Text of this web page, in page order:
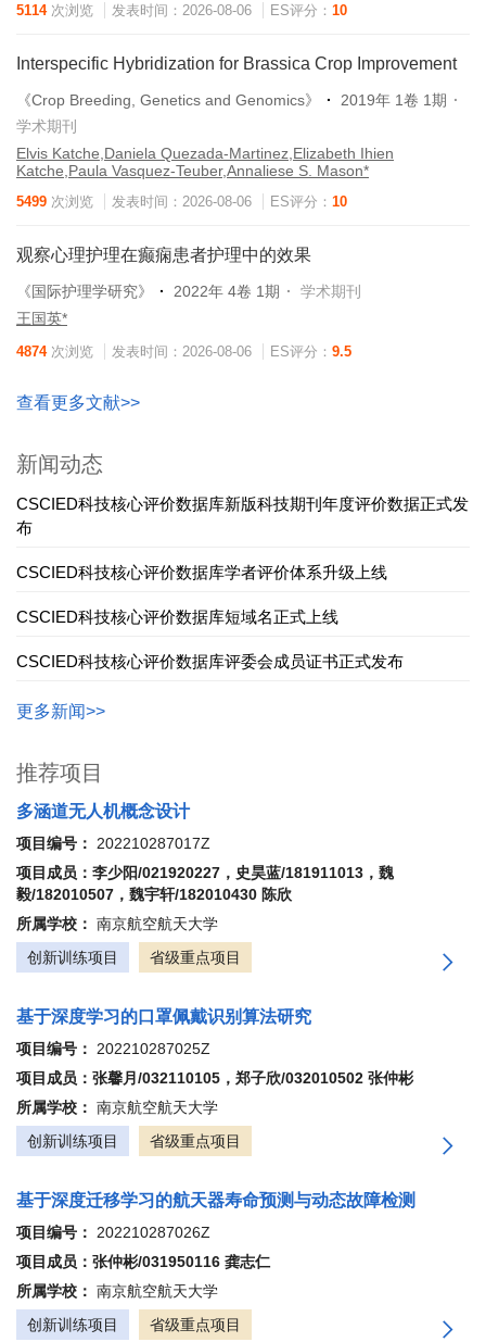
5114次浏览 发表时间：2026-08-06 ES评分： 10
Interspecific Hybridization for Brassica Crop Improvement
《Crop Breeding, Genetics and Genomics》
2019年 1卷 1期
学术期刊
Elvis Katche,Daniela Quezada-Martinez,Elizabeth Ihien
Katche,Paula Vasquez-Teuber,Annaliese S. Mason*
5499 次浏览 发表时间：2026-08-06 ES评分： 10
观察心理护理在癫痫患者护理中的效果
《国际护理学研究》 2022年 4卷 1期
学术期刊
王国英*
4874次浏览 发表时间：2026-08-06 ES评分： 9.5
查看更多文献>>
新闻动态
CSCIED科技核心评价数据库新版科技期刊年度评价数据正式发
布
CSCIED科技核心评价数据库学者评价体系升级上线
CSCIED科技核心评价数据库短域名正式上线
CSCIED科技核心评价数据库评委会成员证书正式发布
更多新闻>>
推荐项目
多涵道无人机概念设计
项目编号：
202210287017Z
项目成员：李少阳/021920227，史昊蓝/181911013，魏
毅/182010507，魏宇轩/182010430 陈欣
所属学校： 南京航空航天大学
创新训练项目
省级重点项目
基于深度学习的口罩佩戴识别算法研究
项目编号：
202210287025Z
项目成员：张馨月/032110105，郑子欣/032010502 张仲彬
所属学校： 南京航空航天大学
创新训练项目
省级重点项目
基于深度迁移学习的航天器寿命预测与动态故障检测
项目编号：
202210287026Z
项目成员：张仲彬/031950116 龚志仁
所属学校： 南京航空航天大学
创新训练项目
省级重点项目